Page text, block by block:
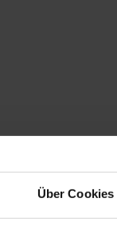
Über Cookies